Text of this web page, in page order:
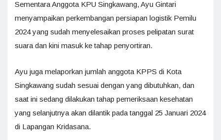
Sementara Anggota KPU Singkawang, Ayu Gintari
menyampaikan perkembangan persiapan logistik Pemilu
2024 yang sudah menyelesaikan proses pelipatan surat
suara dan kini masuk ke tahap penyortiran.
Ayu juga melaporkan jumlah anggota KPPS di Kota
Singkawang sudah sesuai dengan yang dibutuhkan, dan
saat ini sedang dilakukan tahap pemeriksaan kesehatan
yang selanjutnya akan dilantik pada tanggal 25 Januari 2024
di Lapangan Kridasana.